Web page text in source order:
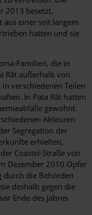
2013 besetzt,
einer seit langem
hatten und sie
Familien, die in
Rât außerhalb von
verschiedenen Teilen
In Pata Rât hatten
gewohnt.
Akteuren
Segregation der
erhielten,
Coastei-Straße von
Dezember 2010 Opfer
durch die Behörden
deshalb gegen die
Ende des Jahres